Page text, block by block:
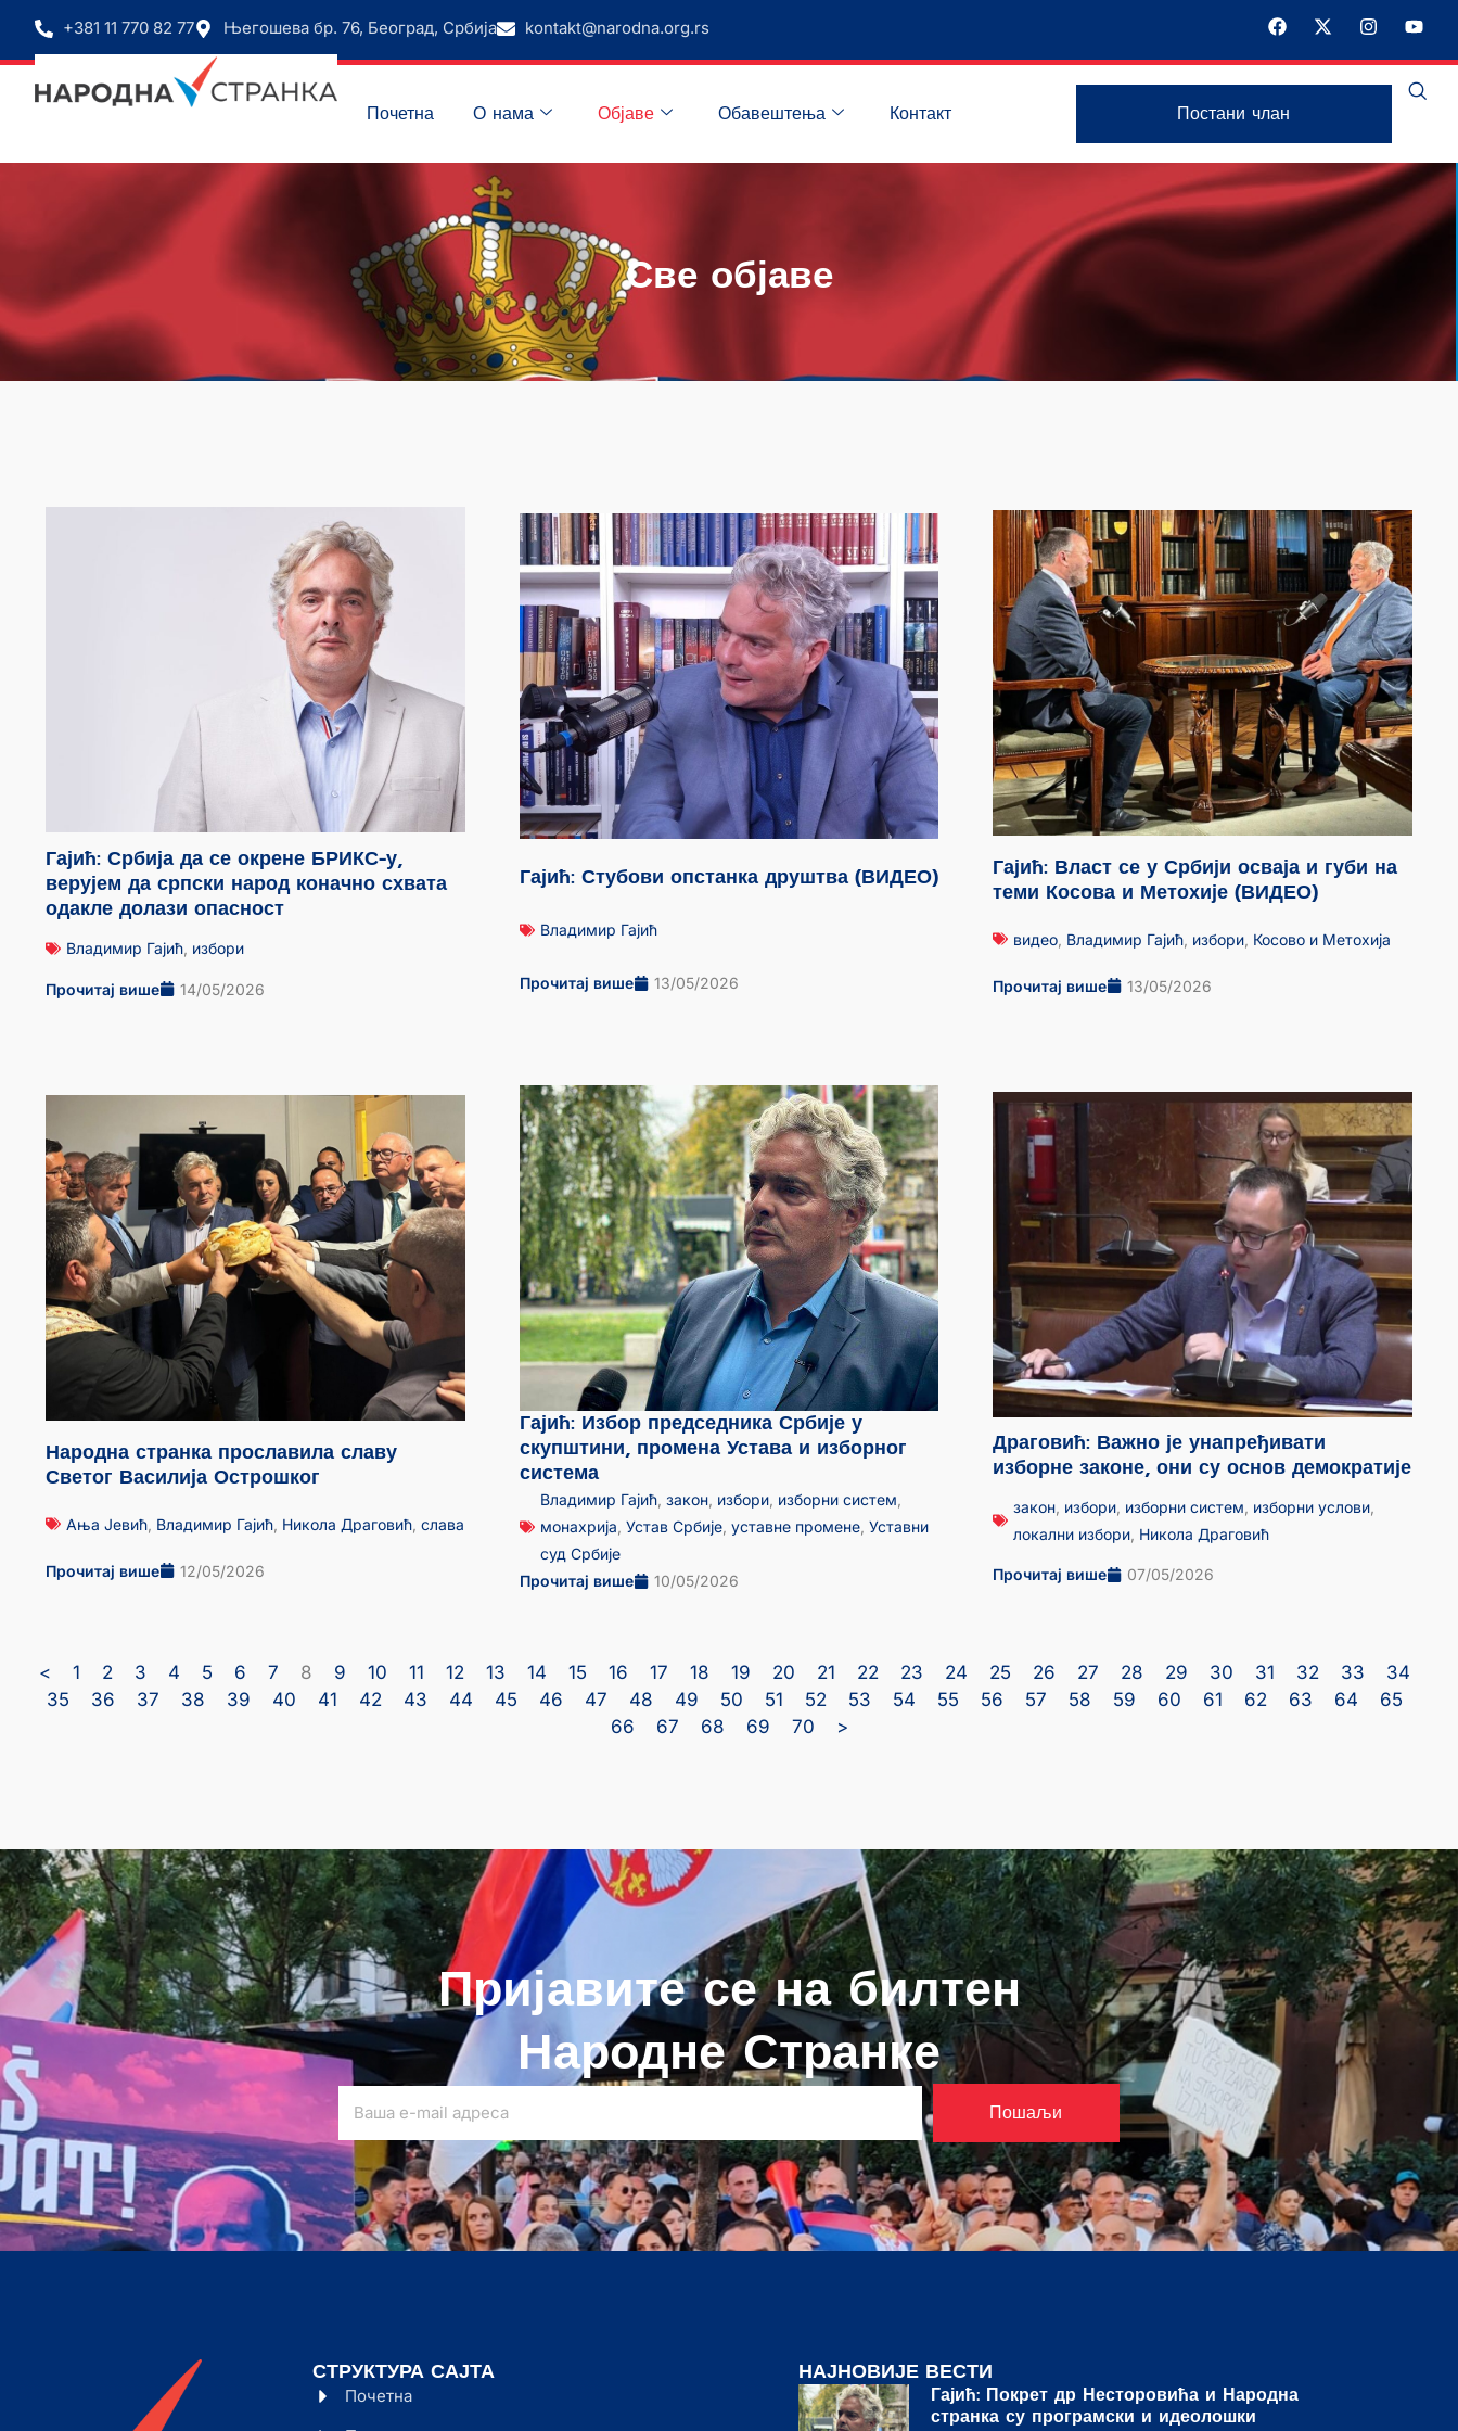
+381 11 770 82 77 Његошева бр. 76, Београд, Србија kontakt@narodna.org.rs
Почетна О нама Објаве Обавештења Контакт Постани члан
Све објаве
Гајић: Србија да се окрене БРИКС-у,
верујем да српски народ коначно схвата
одакле долази опасност
Владимир Гајић избори
Прочитај више 14/05/2026
Гајић: Стубови опстанка друштва (ВИДЕО)
Владимир Гајић
Прочитај више 13/05/2026
Гајић: Власт се у Србији осваја и губи на
теми Косова и Метохије (ВИДЕО)
видео Владимир Гајић избори Косово и Метохија
Прочитај више 13/05/2026
Народна странка прославила славу
Светог Василија Острошког
Ања Јевић Владимир Гајић Никола Драговић слава
Прочитај више 12/05/2026
Гајић: Избор председника Србије у
скупштини, промена Устава и изборног
система
Владимир Гајић, закон, избори, изборни систем
монахрија Устав Србије, уставне промене, Уставни
суд Србије
Прочитај више
10/05/2026
Драговић: Важно је унапређивати
изборне законе, они су основ демократије
закон избори изборни систем изборни услови
локални избори Никола Драговић
Прочитај више 07/05/2026
< 1 2 3 4 5 6 7 8 9 10 11 12 13 14 15 16 17 18 19 20 21 22 23 24 25 26 27 28 29 30 31 32 33
34
35
36 37 38 39 40 41 42 43 44 45 46 47 48 49 50 51 52 53 54 55 56 57 58 59 60 61 62 63 64
65
66
67 68 69 70 >
Пријавите се на билтен
Народне Странке
Пошаљи
СТРУКТУРА САЈТА
Почетна
НАЈНОВИЈЕ ВЕСТИ
Гајић: Покрет др Несторовића и Народна
странка су програмски и идеолошки